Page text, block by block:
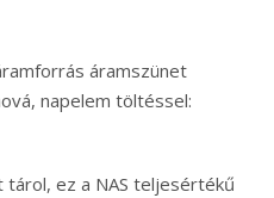
áramszünet
napelem töltéssel:
tárol, ez a NAS teljesértékű